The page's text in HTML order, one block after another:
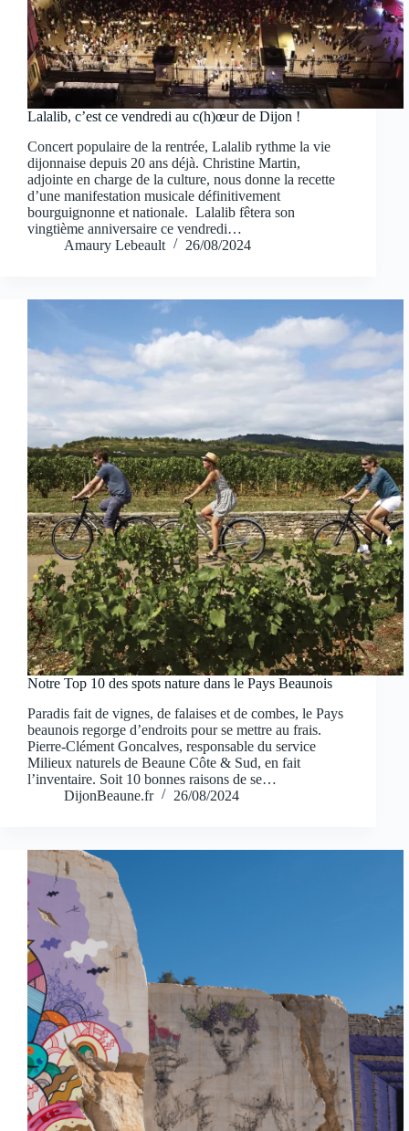
Lalalib, c’est ce vendredi au c(h)œur de Dijon !
Concert populaire de la rentrée, Lalalib rythme la vie
dijonnaise depuis 20 ans déjà. Christine Martin,
adjointe en charge de la culture, nous donne la recette
d’une manifestation musicale définitivement
bourguignonne et nationale. Lalalib fêtera son
vingtième anniversaire ce vendredi…
Amaury Lebeault
26/08/2024
Notre Top 10 des spots nature dans le Pays Beaunois
Paradis fait de vignes, de falaises et de combes, le Pays
beaunois regorge d’endroits pour se mettre au frais.
Pierre-Clément Goncalves, responsable du service
Milieux naturels de Beaune Côte & Sud, en fait
l’inventaire. Soit 10 bonnes raisons de se…
DijonBeaune.fr
26/08/2024